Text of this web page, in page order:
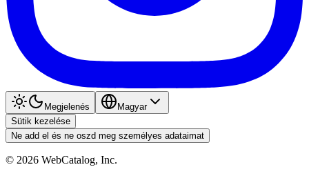
Megjelenés
Magyar
Sütik kezelése
Ne add el és ne oszd meg személyes adataimat
© 2026 WebCatalog, Inc.